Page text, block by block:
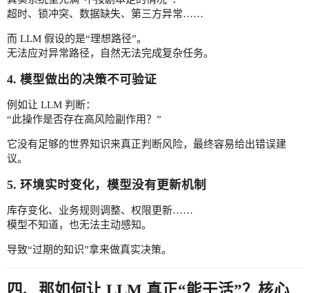
超时、锁冲突、数据缺失、第三方异常……
而 LLM 假设的是“理想路径”。
无法应对异常路径，自然无法完成复杂任务。
4. 模型做出的决策不可验证
例如让 LLM 判断：
“此操作是否存在高风险副作用？”
它没有足够的世界知识来真正判断风险，最终容易给出错误建
议。
5. 环境实时变化，模型没有更新机制
库存变化、业务规则调整、权限更新……
模型不知道，也无法主动感知。
导致“过期的知识”拿来做真实决策。